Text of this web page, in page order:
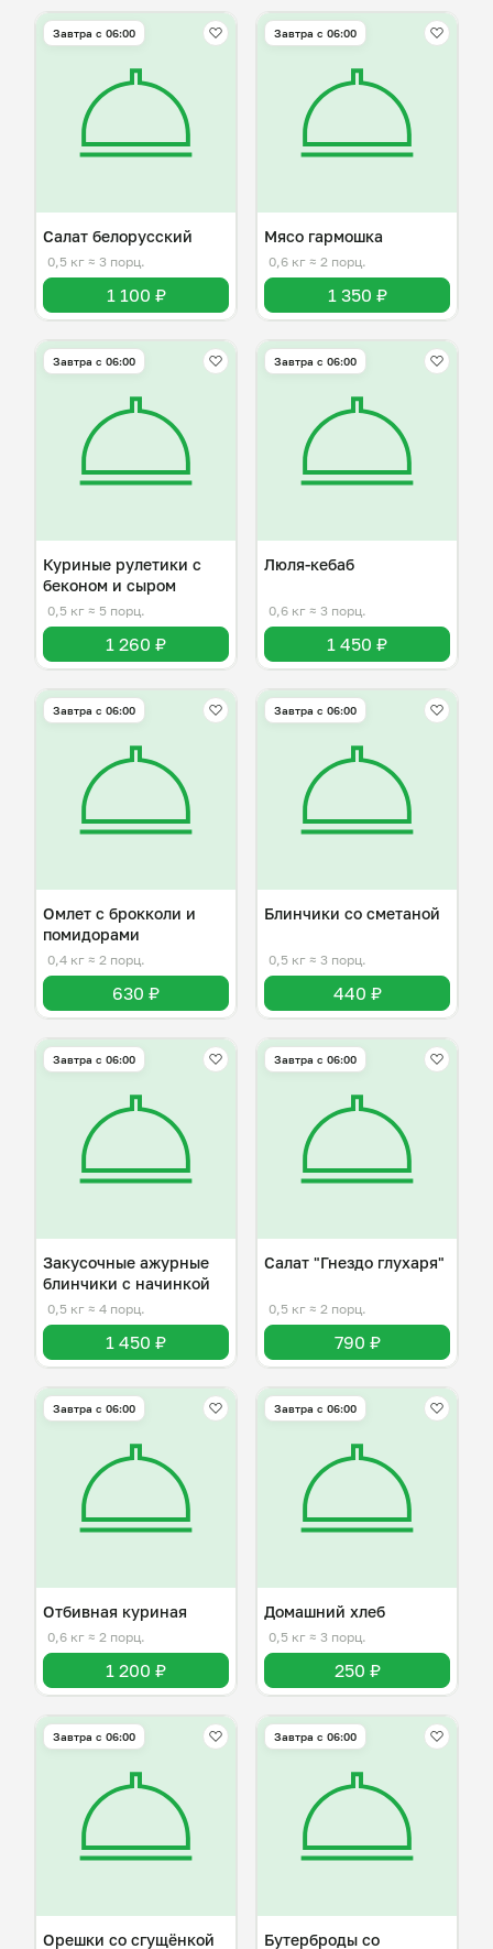
Завтра c 06:00
Салат белорусский
0,5 кг ≈ 3 порц.
1 100 ₽
Завтра c 06:00
Мясо гармошка
0,6 кг ≈ 2 порц.
1 350 ₽
Завтра c 06:00
Куриные рулетики с
беконом и сыром
0,5 кг ≈ 5 порц.
1 260 ₽
Завтра c 06:00
Люля-кебаб
0,6 кг ≈ 3 порц.
1 450 ₽
Завтра c 06:00
Омлет с брокколи и
помидорами
0,4 кг ≈ 2 порц.
630 ₽
Завтра c 06:00
Блинчики со сметаной
0,5 кг ≈ 3 порц.
440 ₽
Завтра c 06:00
Закусочные ажурные
блинчики с начинкой
0,5 кг ≈ 4 порц.
1 450 ₽
Завтра c 06:00
Салат "Гнездо глухаря"
0,5 кг ≈ 2 порц.
790 ₽
Завтра c 06:00
Отбивная куриная
0,6 кг ≈ 2 порц.
1 200 ₽
Завтра c 06:00
Домашний хлеб
0,5 кг ≈ 3 порц.
250 ₽
Завтра c 06:00
Орешки со сгущёнкой
Завтра c 06:00
Бутерброды со